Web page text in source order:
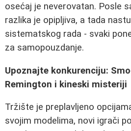
osećaj je neverovatan. Posle
razlika je opipljiva, a tada
sistematskog rada - svaki
za samopouzdanje.
Upoznajte konkurenciju:
Remington i kineski misteriji
Tržište je preplavljeno
svojim modelima, novi igrači